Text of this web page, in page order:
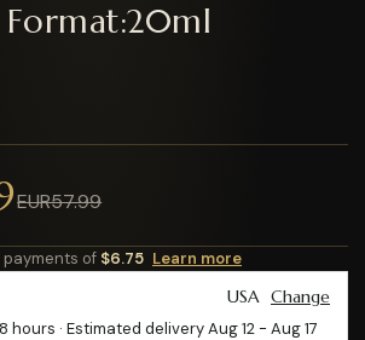
EUR57.99
of $6.75 Learn more
USA Change
hours · Estimated deliveryAug 12 - Aug 17